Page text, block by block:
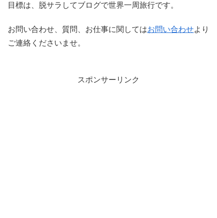
目標は、脱サラしてブログで世界一周旅行です。
お問い合わせ、質問、お仕事に関してはお問い合わせより
ご連絡くださいませ。
スポンサーリンク